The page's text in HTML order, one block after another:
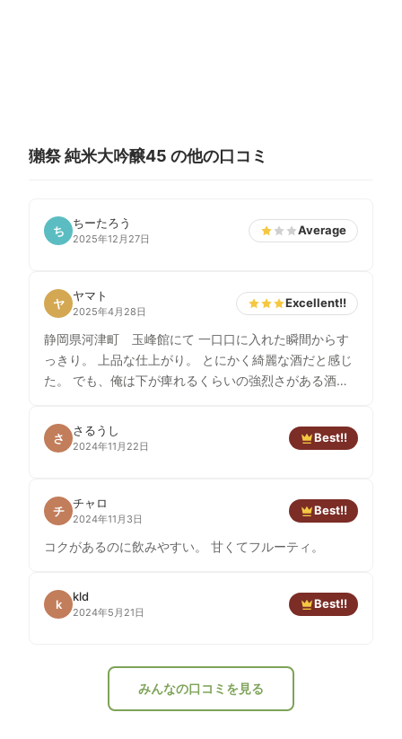
獺祭 純米大吟醸45 の他の口コミ
ち
ちーたろう
2025年12月27日
Average
ヤ
ヤマト
2025年4月28日
Excellent!!
静岡県河津町 玉峰館にて 一口口に入れた瞬間からす
っきり。 上品な仕上がり。 とにかく綺麗な酒だと感じ
た。 でも、俺は下が痺れるくらいの強烈さがある酒の
さ
さるうし
2024年11月22日
Best!!
チ
チャロ
2024年11月3日
Best!!
コクがあるのに飲みやすい。 甘くてフルーティ。
k
kld
2024年5月21日
Best!!
みんなの口コミを見る